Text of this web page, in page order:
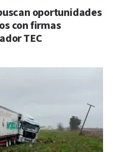
oportunidades
con firmas
TEC